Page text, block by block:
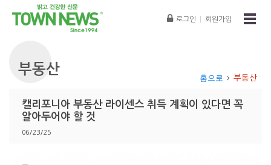
로그인 회원가입
부동산
홈으로 부동산
캘리포니아 부동산 라이센스 취득 계획이 있다면 꼭
알아두어야 할 것
06/23/25